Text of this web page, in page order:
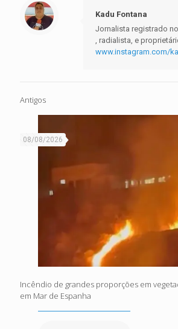
Kadu Fontana
Jornalista registrado
, radialista, e
www.instagram.com/
Antigos
08/08/2026
Incêndio de grandes proporções em
em Mar de Espanha